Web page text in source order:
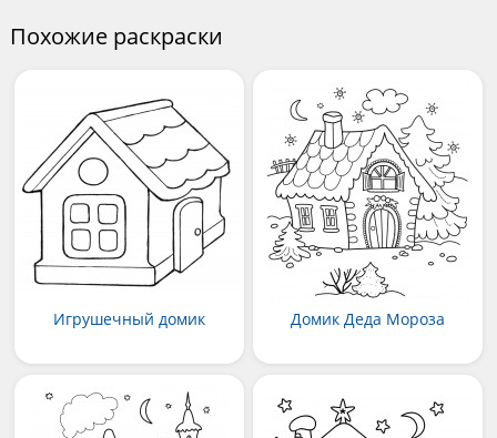
Похожие раскраски
Игрушечный домик Домик Деда Мороза